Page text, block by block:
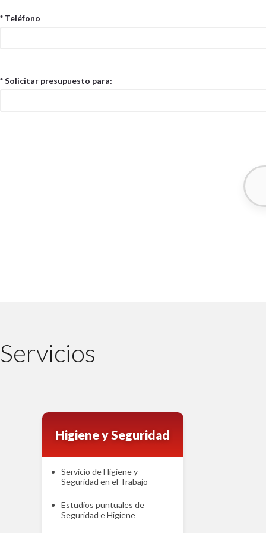
* Teléfono
* Solicitar presupuesto para:
Servicios
Higiene y Seguridad
Servicio de Higiene y
Seguridad en el Trabajo
Estudios puntuales de
Seguridad e Higiene